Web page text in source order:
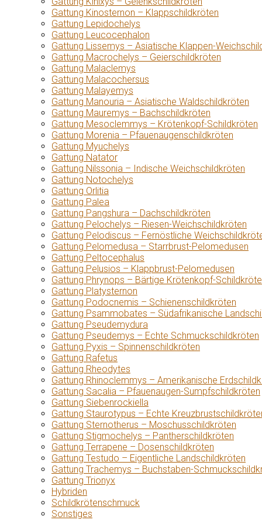
Gattung Kinosternon – Klappschildkröten
Gattung Lepidochelys
Gattung Leucocephalon
Gattung Lissemys – Asiatische Klappen-
Gattung Macrochelys – Geierschildkröten
Gattung Malaclemys
Gattung Malacochersus
Gattung Malayemys
Gattung Manouria – Asiatische Waldschildkröten
Gattung Mauremys – Bachschildkröten
Gattung Mesoclemmys – Krötenkopf-Schildkröten
Gattung Morenia – Pfauenaugenschildkröten
Gattung Myuchelys
Gattung Natator
Gattung Nilssonia – Indische Weichschildkröten
Gattung Notochelys
Gattung Orlitia
Gattung Palea
Gattung Pangshura – Dachschildkröten
Gattung Pelochelys – Riesen-Weichschildkröten
Gattung Pelodiscus – Fernöstliche
Gattung Pelomedusa – Starrbrust-Pelomedusen
Gattung Peltocephalus
Gattung Pelusios – Klappbrust-Pelomedusen
Gattung Phrynops – Bärtige Krötenkopf-
Gattung Platysternon
Gattung Podocnemis – Schienenschildkröten
Gattung Psammobates – Südafrikanische
Gattung Pseudemydura
Gattung Pseudemys – Echte Schmuckschildkröten
Gattung Pyxis – Spinnenschildkröten
Gattung Rafetus
Gattung Rheodytes
Gattung Rhinoclemmys – Amerikanische
Gattung Sacalia – Pfauenaugen-Sumpfschildkröten
Gattung Siebenrockiella
Gattung Staurotypus – Echte
Gattung Sternotherus – Moschusschildkröten
Gattung Stigmochelys – Pantherschildkröten
Gattung Terrapene – Dosenschildkröten
Gattung Testudo – Eigentliche Landschildkröten
Gattung Trachemys – Buchstaben-
Gattung Trionyx
Hybriden
Schildkrötenschmuck
Sonstiges